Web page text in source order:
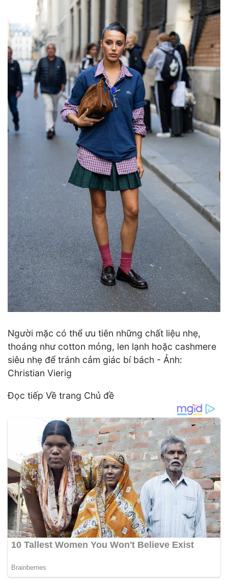
Người mặc có thể ưu tiên những chất liệu nhẹ,
thoáng như cotton mỏng, len lạnh hoặc cashmere
siêu nhẹ để tránh cảm giác bí bách - Ảnh:
Christian Vierig
Đọc tiếp Về trang Chủ đề